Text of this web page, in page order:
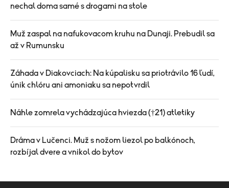
nechal doma samé s drogami na stole
Muž zaspal na nafukovacom kruhu na Dunaji. Prebudil sa
až v Rumunsku
Záhada v Diakovciach: Na kúpalisku sa priotrávilo 16 ľudí,
únik chlóru ani amoniaku sa nepotvrdil
Náhle zomrela vychádzajúca hviezda (†21) atletiky
Dráma v Lučenci. Muž s nožom liezol po balkónoch,
rozbíjal dvere a vnikol do bytov